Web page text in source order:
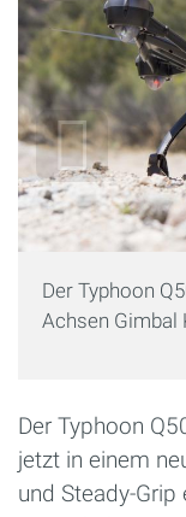
Der Typhoon
Achsen Gimbal
Der Typhoon
jetzt in einem
und Steady-